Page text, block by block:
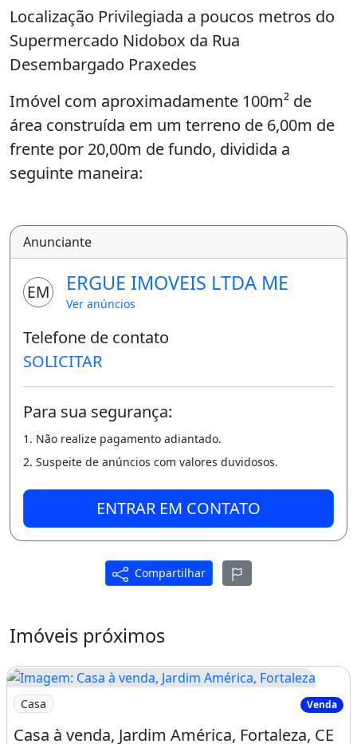
Localização Privilegiada a poucos metros do
Supermercado Nidobox da Rua
Desembargado Praxedes
Imóvel com aproximadamente 100m² de
área construída em um terreno de 6,00m de
frente por 20,00m de fundo, dividida a
seguinte maneira:
02 Banheiros, Cozinha espaçosa, despesa,
área de serviço e pequeno quintal
Agende agora sua visita!!! -
Características da casa:
Área De Serviço
Anunciante
EM ERGUE IMOVEIS LTDA ME
Ver anúncios
Telefone de contato
SOLICITAR
Para sua segurança:
1. Não realize pagamento adiantado.
2. Suspeite de anúncios com valores duvidosos.
ENTRAR EM CONTATO
Compartilhar
Imóveis próximos
Imagem: Casa à venda, Jardim América, Fortaleza
Casa Venda
Casa à venda, Jardim América, Fortaleza, CE